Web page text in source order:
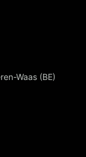
Waas (BE)